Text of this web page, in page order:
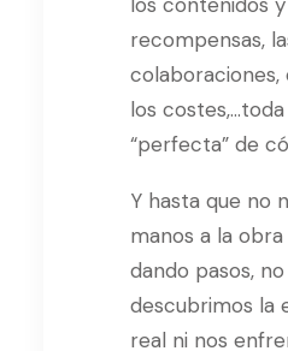
recompensas,
colaboraciones,
los
“perfecta” de
Y hasta que no
manos a la
dando pasos, no
descubrimos la
real ni nos